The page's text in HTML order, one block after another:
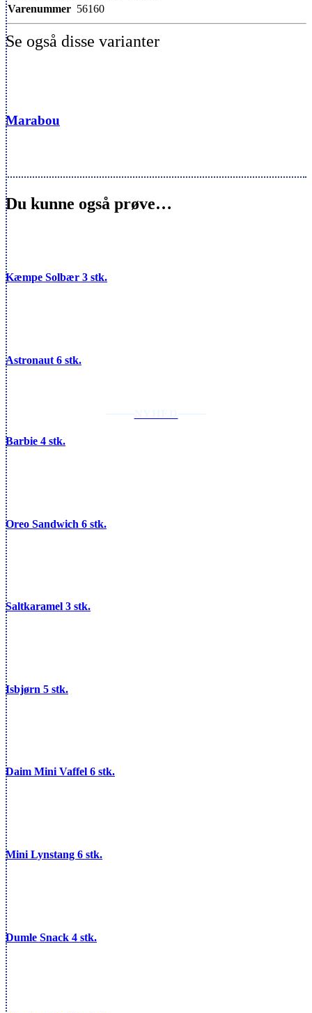
Varenummer 56160
Marabou
Du kunne også prøve…
Kæmpe Solbær 3 stk.
Astronaut 6 stk.
Barbie 4 stk.
Oreo Sandwich 6 stk.
Saltkaramel 3 stk.
Isbjørn 5 stk.
Daim Mini Vaffel 6 stk.
Mini Lynstang 6 stk.
Dumle Snack 4 stk.